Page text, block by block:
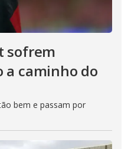
sofrem
a caminho do
bem e passam por